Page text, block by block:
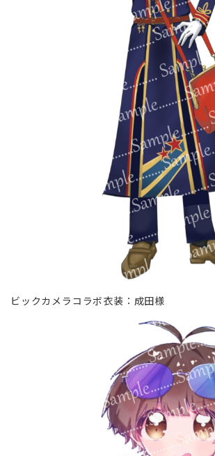
ビックカメラコラボ衣装∶成田様